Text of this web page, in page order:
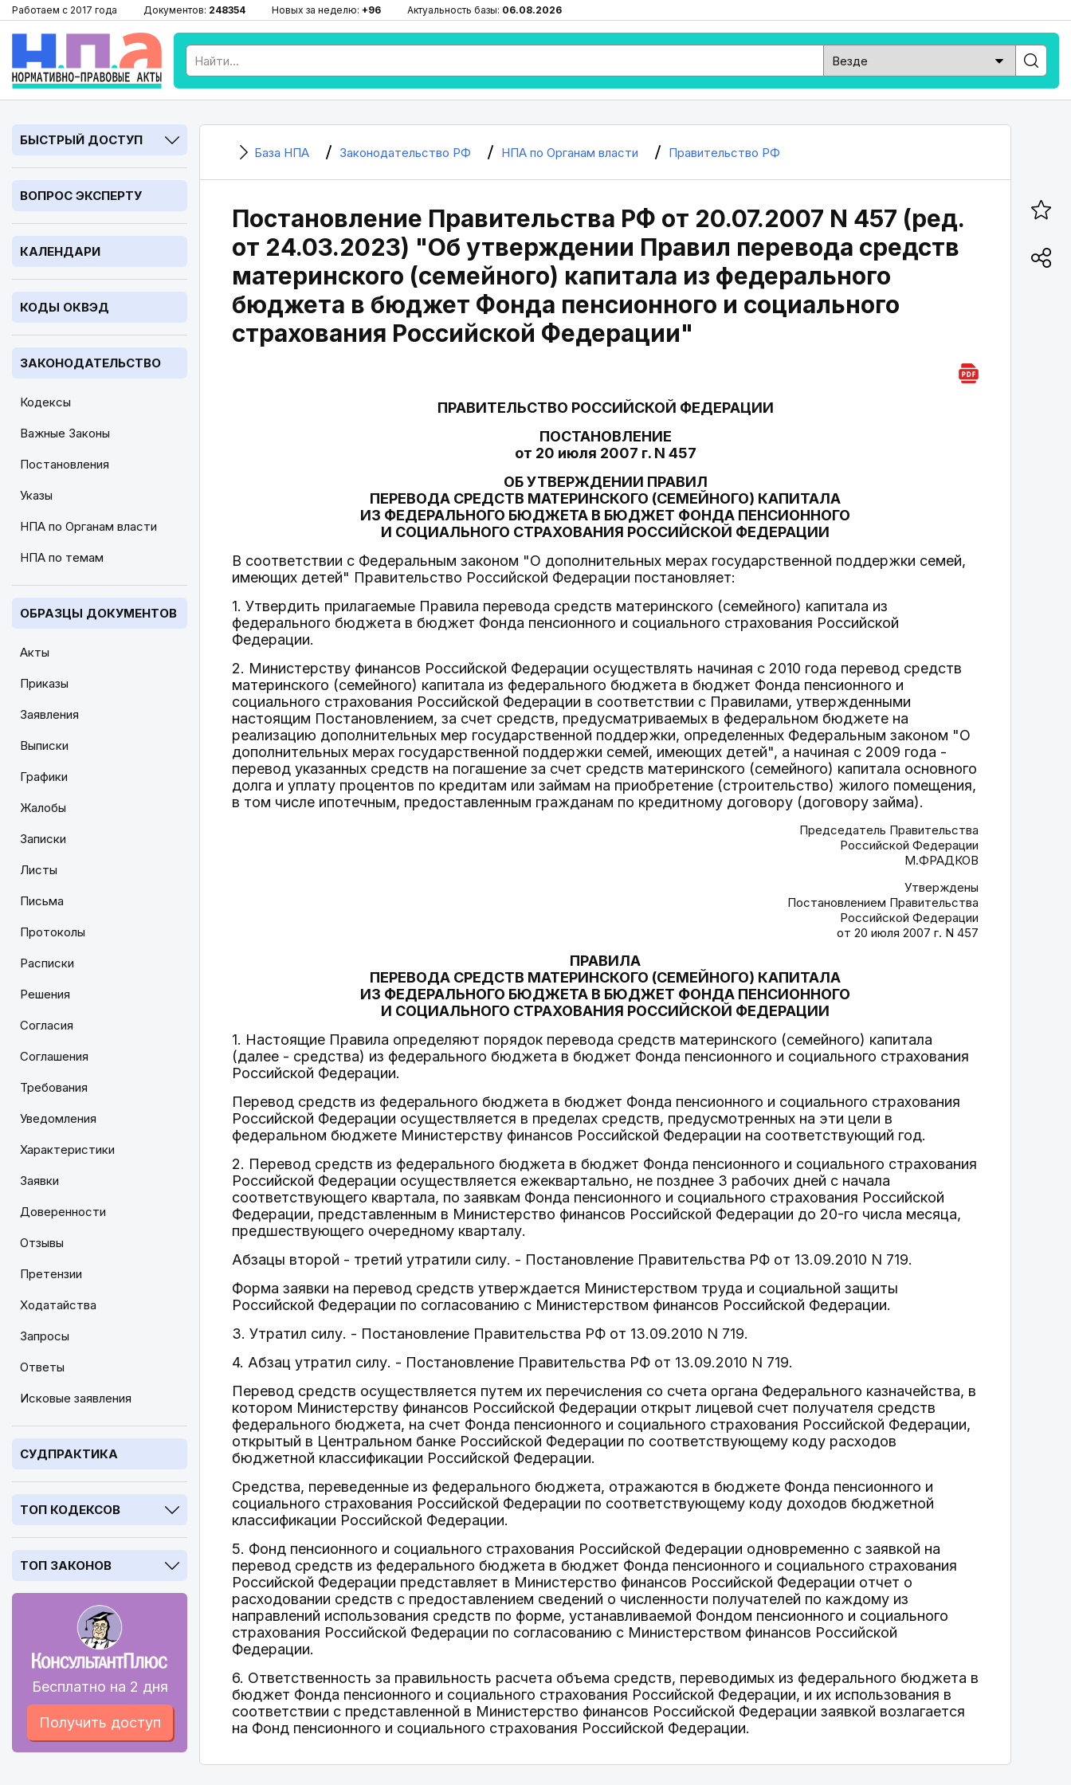
Работаем с 2017 года Документов: 248354 Новых за неделю: +96 Актуальность базы: 06.08.2026
БЫСТРЫЙ ДОСТУП
ВОПРОС ЭКСПЕРТУ
КАЛЕНДАРИ
КОДЫ ОКВЭД
ЗАКОНОДАТЕЛЬСТВО
Кодексы
Важные Законы
Постановления
Указы
НПА по Органам власти
НПА по темам
ОБРАЗЦЫ ДОКУМЕНТОВ
Акты
Приказы
Заявления
Выписки
Графики
Жалобы
Записки
Листы
Письма
Протоколы
Расписки
Решения
Согласия
Соглашения
Требования
Уведомления
Характеристики
Заявки
Доверенности
Отзывы
Претензии
Ходатайства
Запросы
Ответы
Исковые заявления
СУДПРАКТИКА
ТОП КОДЕКСОВ
ТОП ЗАКОНОВ
Бесплатно на 2 дня
Получить доступ
База НПА Законодательство РФ НПА по Органам власти Правительство РФ
Постановление Правительства РФ от 20.07.2007 N 457 (ред.
от 24.03.2023) "Об утверждении Правил перевода средств
материнского (семейного) капитала из федерального
бюджета в бюджет Фонда пенсионного и социального
страхования Российской Федерации"
ПРАВИТЕЛЬСТВО РОССИЙСКОЙ ФЕДЕРАЦИИ
ПОСТАНОВЛЕНИЕ
от 20 июля 2007 г. N 457
ОБ УТВЕРЖДЕНИИ ПРАВИЛ
ПЕРЕВОДА СРЕДСТВ МАТЕРИНСКОГО (СЕМЕЙНОГО) КАПИТАЛА
ИЗ ФЕДЕРАЛЬНОГО БЮДЖЕТА В БЮДЖЕТ ФОНДА ПЕНСИОННОГО
И СОЦИАЛЬНОГО СТРАХОВАНИЯ РОССИЙСКОЙ ФЕДЕРАЦИИ
В соответствии с Федеральным законом "О дополнительных мерах государственной поддержки семей,
имеющих детей" Правительство Российской Федерации постановляет:
1. Утвердить прилагаемые Правила перевода средств материнского (семейного) капитала из
федерального бюджета в бюджет Фонда пенсионного и социального страхования Российской
Федерации.
2. Министерству финансов Российской Федерации осуществлять начиная с 2010 года перевод средств
материнского (семейного) капитала из федерального бюджета в бюджет Фонда пенсионного и
социального страхования Российской Федерации в соответствии с Правилами, утвержденными
настоящим Постановлением, за счет средств, предусматриваемых в федеральном бюджете на
реализацию дополнительных мер государственной поддержки, определенных Федеральным законом "О
дополнительных мерах государственной поддержки семей, имеющих детей", а начиная с 2009 года -
перевод указанных средств на погашение за счет средств материнского (семейного) капитала основного
долга и уплату процентов по кредитам или займам на приобретение (строительство) жилого помещения,
в том числе ипотечным, предоставленным гражданам по кредитному договору (договору займа).
Председатель Правительства
Российской Федерации
М.ФРАДКОВ
Утверждены
Постановлением Правительства
Российской Федерации
от 20 июля 2007 г. N 457
ПРАВИЛА
ПЕРЕВОДА СРЕДСТВ МАТЕРИНСКОГО (СЕМЕЙНОГО) КАПИТАЛА
ИЗ ФЕДЕРАЛЬНОГО БЮДЖЕТА В БЮДЖЕТ ФОНДА ПЕНСИОННОГО
И СОЦИАЛЬНОГО СТРАХОВАНИЯ РОССИЙСКОЙ ФЕДЕРАЦИИ
1. Настоящие Правила определяют порядок перевода средств материнского (семейного) капитала
(далее - средства) из федерального бюджета в бюджет Фонда пенсионного и социального страхования
Российской Федерации.
Перевод средств из федерального бюджета в бюджет Фонда пенсионного и социального страхования
Российской Федерации осуществляется в пределах средств, предусмотренных на эти цели в
федеральном бюджете Министерству финансов Российской Федерации на соответствующий год.
2. Перевод средств из федерального бюджета в бюджет Фонда пенсионного и социального страхования
Российской Федерации осуществляется ежеквартально, не позднее 3 рабочих дней с начала
соответствующего квартала, по заявкам Фонда пенсионного и социального страхования Российской
Федерации, представленным в Министерство финансов Российской Федерации до 20-го числа месяца,
предшествующего очередному кварталу.
Абзацы второй - третий утратили силу. - Постановление Правительства РФ от 13.09.2010 N 719.
Форма заявки на перевод средств утверждается Министерством труда и социальной защиты
Российской Федерации по согласованию с Министерством финансов Российской Федерации.
3. Утратил силу. - Постановление Правительства РФ от 13.09.2010 N 719.
4. Абзац утратил силу. - Постановление Правительства РФ от 13.09.2010 N 719.
Перевод средств осуществляется путем их перечисления со счета органа Федерального казначейства, в
котором Министерству финансов Российской Федерации открыт лицевой счет получателя средств
федерального бюджета, на счет Фонда пенсионного и социального страхования Российской Федерации,
открытый в Центральном банке Российской Федерации по соответствующему коду расходов
бюджетной классификации Российской Федерации.
Средства, переведенные из федерального бюджета, отражаются в бюджете Фонда пенсионного и
социального страхования Российской Федерации по соответствующему коду доходов бюджетной
классификации Российской Федерации.
5. Фонд пенсионного и социального страхования Российской Федерации одновременно с заявкой на
перевод средств из федерального бюджета в бюджет Фонда пенсионного и социального страхования
Российской Федерации представляет в Министерство финансов Российской Федерации отчет о
расходовании средств с предоставлением сведений о численности получателей по каждому из
направлений использования средств по форме, устанавливаемой Фондом пенсионного и социального
страхования Российской Федерации по согласованию с Министерством финансов Российской
Федерации.
6. Ответственность за правильность расчета объема средств, переводимых из федерального бюджета в
бюджет Фонда пенсионного и социального страхования Российской Федерации, и их использования в
соответствии с представленной в Министерство финансов Российской Федерации заявкой возлагается
на Фонд пенсионного и социального страхования Российской Федерации.